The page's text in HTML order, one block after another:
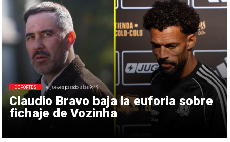
Claudio Bravo baja la euforia sobre
fichaje de Vozinha
DEPORTES el jueves pasado a las 9:49